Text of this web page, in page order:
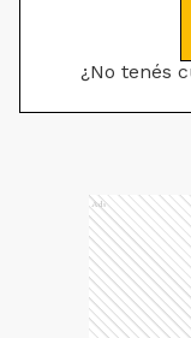
¿No tenés
Ads